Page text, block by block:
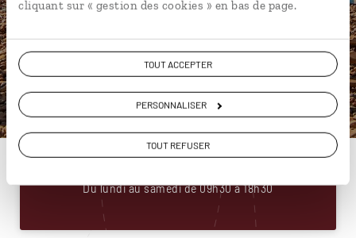
cliquant sur « gestion des cookies » en bas de page.
TOUT ACCEPTER
PERSONNALISER
TOUT REFUSER
DEMANDER UN DEVIS
ou
Construisez votre voyage avec un spécialiste
Angleterre
01 88 32 32 87
Du lundi au samedi de 09h30 à 18h30